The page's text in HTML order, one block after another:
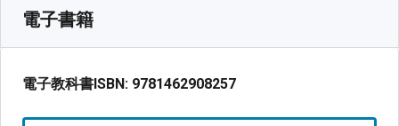
電子書籍
電子教科書ISBN: 9781462908257